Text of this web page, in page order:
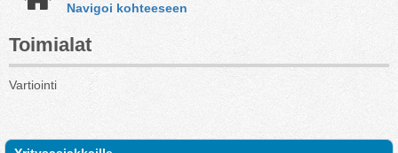
Navigoi kohteeseen
Toimialat
Vartiointi